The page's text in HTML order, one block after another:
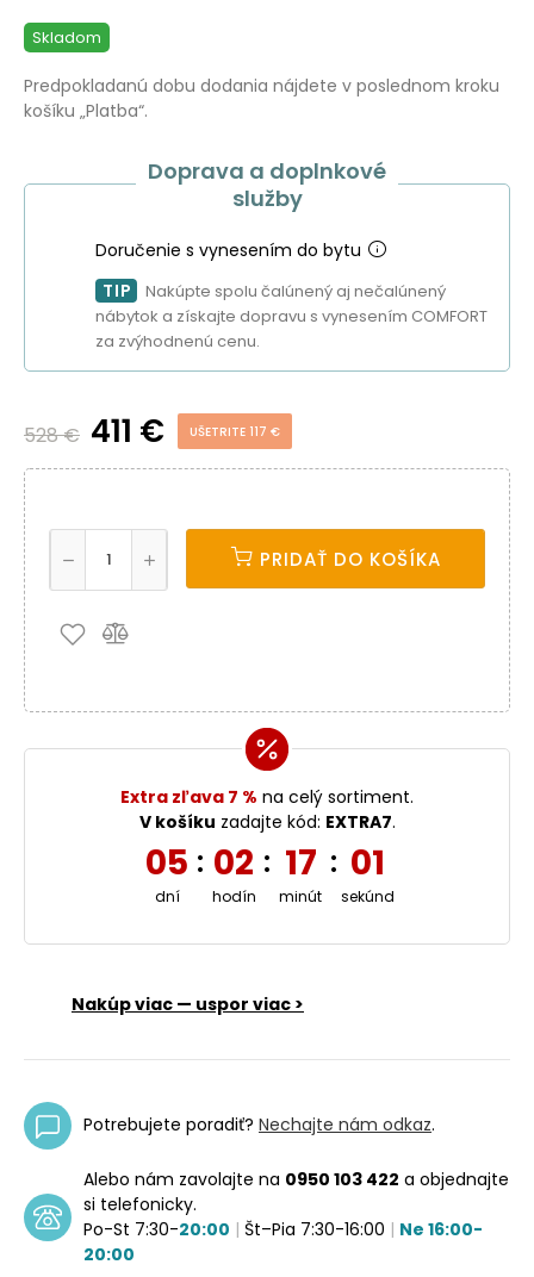
Skladom
Predpokladanú dobu dodania nájdete v poslednom kroku
košíku „Platba“.
Doprava a doplnkové
služby
Doručenie s vynesením do bytu
TIP
Nakúpte spolu čalúnený aj nečalúnený
nábytok a získajte dopravu s vynesením COMFORT
za zvýhodnenú cenu.
528 € 411 € UŠETRITE 117 €
PRIDAŤ DO KOŠÍKA
Extra zľava 7 % na celý sortiment.
V košíku zadajte kód: EXTRA7.
05
dní
: 02
hodín
: 17
minút
: 00
sekúnd
Nakúp viac — uspor viac >
Potrebujete poradiť? Nechajte nám odkaz.
Alebo nám zavolajte na 0950 103 422 a objednajte
si telefonicky.
Po-St 7:30-20:00 | Št–Pia 7:30-16:00 | Ne 16:00-
20:00